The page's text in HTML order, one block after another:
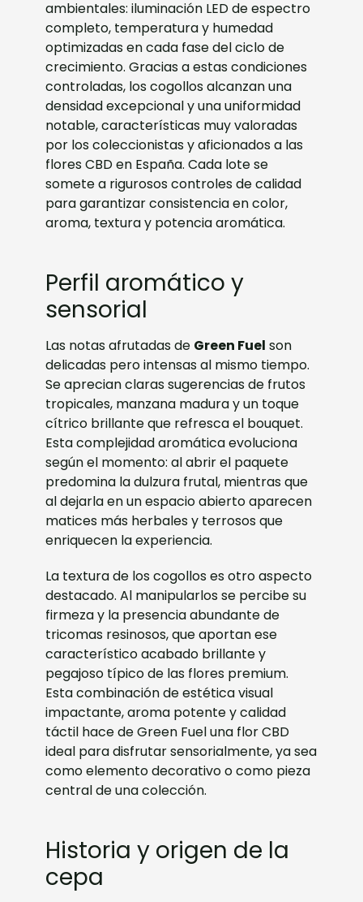
ambientales: iluminación LED de espectro
completo, temperatura y humedad
optimizadas en cada fase del ciclo de
crecimiento. Gracias a estas condiciones
controladas, los cogollos alcanzan una
densidad excepcional y una uniformidad
notable, características muy valoradas
por los coleccionistas y aficionados a las
flores CBD en España. Cada lote se
somete a rigurosos controles de calidad
para garantizar consistencia en color,
aroma, textura y potencia aromática.
Perfil aromático y
sensorial
Las notas afrutadas de Green Fuel son
delicadas pero intensas al mismo tiempo.
Se aprecian claras sugerencias de frutos
tropicales, manzana madura y un toque
cítrico brillante que refresca el bouquet.
Esta complejidad aromática evoluciona
según el momento: al abrir el paquete
predomina la dulzura frutal, mientras que
al dejarla en un espacio abierto aparecen
matices más herbales y terrosos que
enriquecen la experiencia.
La textura de los cogollos es otro aspecto
destacado. Al manipularlos se percibe su
firmeza y la presencia abundante de
tricomas resinosos, que aportan ese
característico acabado brillante y
pegajoso típico de las flores premium.
Esta combinación de estética visual
impactante, aroma potente y calidad
táctil hace de Green Fuel una flor CBD
ideal para disfrutar sensorialmente, ya sea
como elemento decorativo o como pieza
central de una colección.
Historia y origen de la
cepa